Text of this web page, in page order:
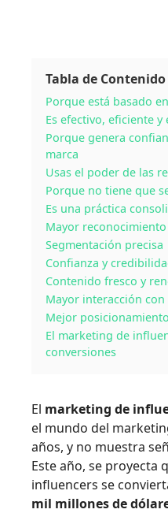
Tabla de Contenido
Porque está basado
Es efectivo, eficiente y
Porque genera
marca
Usas el poder de las
Porque no tiene que
Es una práctica
Mayor
Segmentación precisa
Confianza y
Contenido fresco y
Mayor interacción con
Mejor
El marketing de
conversiones
El marketing de
el mundo del
años, y no muestra
Este año, se proyecta
influencers se
mil millones de